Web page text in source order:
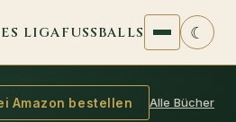
LIGAFUSSBALLS ☾
Amazon bestellen Alle Bücher